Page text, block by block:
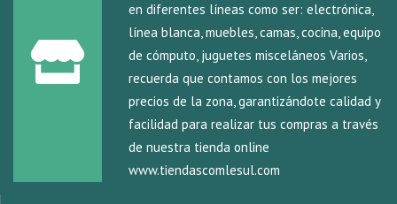
en diferentes líneas como ser: electrónica,
línea blanca, muebles, camas, cocina, equipo
de cómputo, juguetes misceláneos Varios,
recuerda que contamos con los mejores
precios de la zona, garantizándote calidad y
facilidad para realizar tus compras a través
de nuestra tienda online
www.tiendascomlesul.com